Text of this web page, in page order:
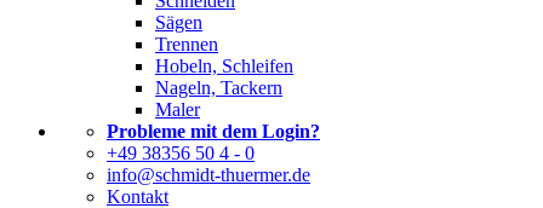
Sägen
Trennen
Hobeln, Schleifen
Nageln, Tackern
Maler
Probleme mit dem Login?
+49 38356 50 4 - 0
info@schmidt-thuermer.de
Kontakt